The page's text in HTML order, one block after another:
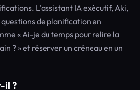
L'assistant IA exécutif, Aki,
de planification en
« Ai-je du temps pour relire la
? » et réserver un créneau en un
il ?